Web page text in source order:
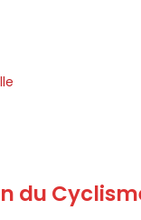
du